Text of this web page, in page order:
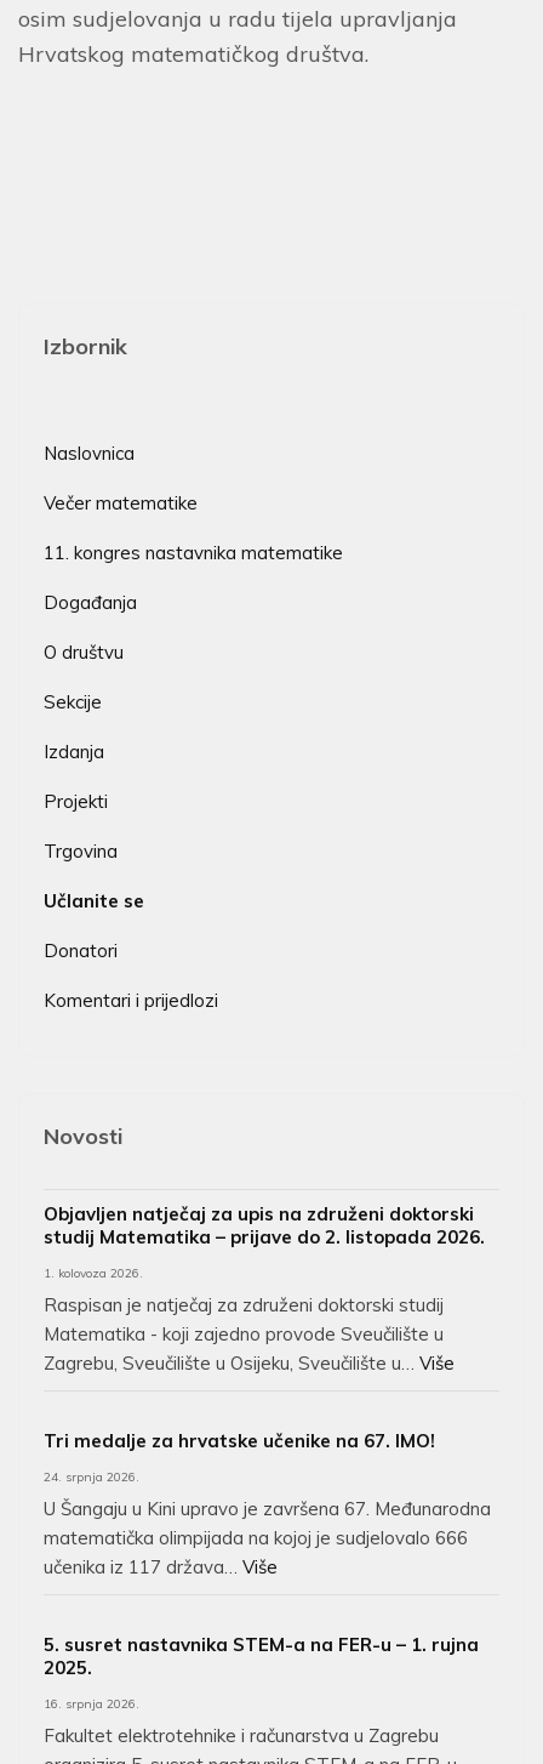
osim sudjelovanja u radu tijela upravljanja
Hrvatskog matematičkog društva.
Izbornik
Naslovnica
Večer matematike
11. kongres nastavnika matematike
Događanja
O društvu
Sekcije
Izdanja
Projekti
Trgovina
Učlanite se
Donatori
Komentari i prijedlozi
Novosti
Objavljen natječaj za upis na združeni doktorski
studij Matematika – prijave do 2. listopada 2026.
1. kolovoza 2026.
Raspisan je natječaj za združeni doktorski studij
Matematika - koji zajedno provode Sveučilište u
Zagrebu, Sveučilište u Osijeku, Sveučilište u… Više
Tri medalje za hrvatske učenike na 67. IMO!
24. srpnja 2026.
U Šangaju u Kini upravo je završena 67. Međunarodna
matematička olimpijada na kojoj je sudjelovalo 666
učenika iz 117 država… Više
5. susret nastavnika STEM-a na FER-u – 1. rujna
2025.
16. srpnja 2026.
Fakultet elektrotehnike i računarstva u Zagrebu